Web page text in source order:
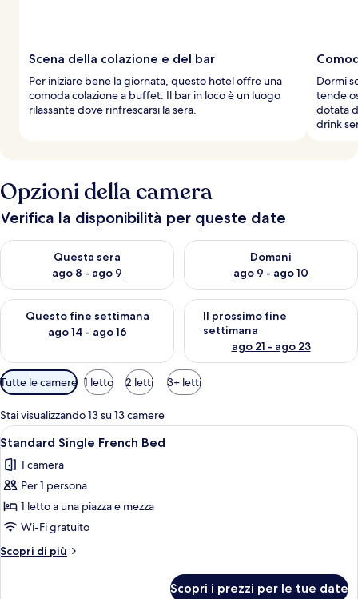
Scena della colazione e del bar
Per iniziare bene la giornata, questo hotel offre una
comoda colazione a buffet. Il bar in loco è un luogo
rilassante dove rinfrescarsi la sera.
Dormi
tende
dotata
drink
Opzioni della camera
Verifica la disponibilità per queste date
Questa sera
ago 8 - ago 9
Verifica la disponibilità per questa sera, ago 8 - ago 9
Domani
ago 9 - ago 10
Verifica la disponibilità per
Questo fine settimana
ago 14 - ago 16
Verifica la disponibilità per questo fine settimana, ago 14 -
Il prossimo fine
settimana
ago 21 - ago 23
Verifica la disponibilità per il
Filtri
disponibili
per
le
camere
Tutte le camere 1 letto 2 letti 3+ letti
Stai visualizzando 13 su 13 camere
Apri
tutte
le
foto
per
Standard
Single
French
Una camera d'albergo con un letto,
6
Standard Single French Bed
1 camera
Per 1 persona
1 letto a una piazza e mezza
Wi-Fi gratuito
Scopri di più
Altri
Scopri i prezzi per le tue date